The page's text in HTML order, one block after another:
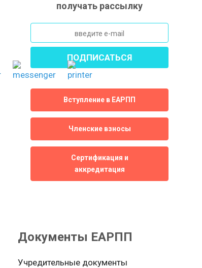
получать рассылку
Вступление в ЕАРПП
Членские взносы
Сертификация и
аккредитация
Документы ЕАРПП
Учредительные документы